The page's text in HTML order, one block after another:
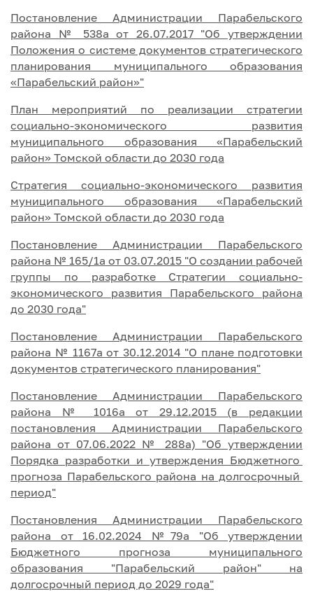
Постановление Администрации Парабельского
района № 538а от 26.07.2017 "Об утверждении
Положения о системе документов стратегического
планирования муниципального образования
«Парабельский район»"
План мероприятий по реализации стратегии
социально-экономического развития
муниципального образования «Парабельский
район» Томской области до 2030 года
Стратегия социально-экономического развития
муниципального образования «Парабельский
район» Томской области до 2030 года
Постановление Администрации Парабельского
района № 165/1а от 03.07.2015 "О создании рабочей
группы по разработке Стратегии социально-
экономического развития Парабельского района
до 2030 года"
Постановление Администрации Парабельского
района № 1167а от 30.12.2014 "О плане подготовки
документов стратегического планирования"
Постановление Администрации Парабельского
района № 1016а от 29.12.2015 (в редакции
постановления Администрации Парабельского
района от 07.06.2022 № 288а) "Об утверждении
Порядка разработки и утверждения Бюджетного
прогноза Парабельского района на долгосрочный
период"
Постановления Администрации Парабельского
района от 16.02.2024 №79а "Об утверждении
Бюджетного прогноза муниципального
образования "Парабельский район" на
долгосрочный период до 2029 года"